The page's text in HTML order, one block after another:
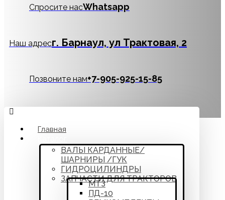
Спросите насWhatsapp
Наш адресг. Барнаул, ул Трактовая, 2
Позвоните нам‪+7-905-925-15-85
Главная
ВАЛЫ КАРДАННЫЕ/
ШАРНИРЫ /ГУК
ГИДРОЦИЛИНДРЫ
ЗАПЧАСТИ ДЛЯ ТРАКТОРОВ
МТЗ
ПД-10